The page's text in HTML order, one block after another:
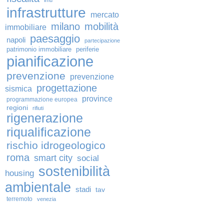
infrastrutture
mercato
immobiliare milano mobilità
napoli paesaggio partecipazione
patrimonio immobiliare periferie
pianificazione
prevenzione
prevenzione
sismica
progettazione
programmazione europea province
regioni rifiuti
rigenerazione
riqualificazione
rischio idrogeologico
roma smart city social
housing sostenibilità
ambientale stadi tav
terremoto venezia